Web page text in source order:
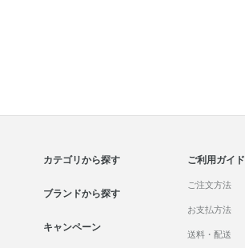
カテゴリから探す
ブランドから探す
キャンペーン
ご利用ガイド
ご注文方法
お支払方法
送料・配送